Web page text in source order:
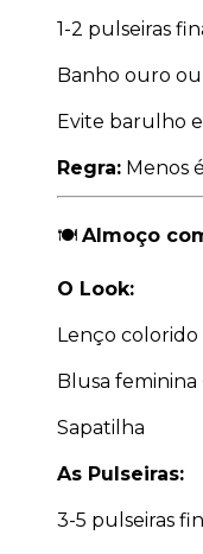
1-2 pulseiras
Banho ouro
Evite barulho
Regra: Menos
🍽️ Almoço
O Look:
Lenço colorido
Blusa feminina
Sapatilha
As Pulseiras:
3-5 pulseiras